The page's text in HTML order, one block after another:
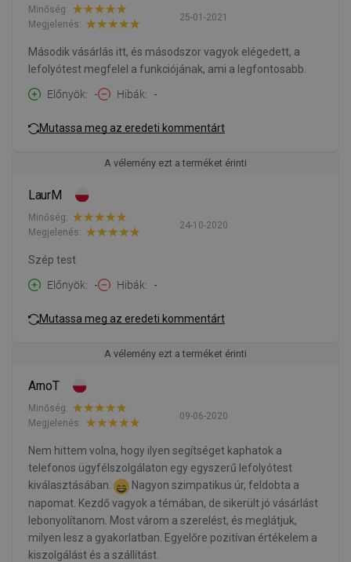
25-01-2021
Minőség:
Megjelenés:
Második vásárlás itt, és másodszor vagyok elégedett, a
lefolyótest megfelel a funkciójának, ami a legfontosabb.
Előnyök
- Hibák -
Mutassa meg az eredeti kommentárt
A vélemény ezt a terméket érinti
LaurM
24-10-2020
Minőség:
Megjelenés:
Szép test
Előnyök
- Hibák -
Mutassa meg az eredeti kommentárt
A vélemény ezt a terméket érinti
ArnoT
09-06-2020
Minőség:
Megjelenés:
Nem hittem volna, hogy ilyen segítséget kaphatok a
telefonos ügyfélszolgálaton egy egyszerű lefolyótest
kiválasztásában.
Nagyon szimpatikus úr, feldobta a
napomat. Kezdő vagyok a témában, de sikerült jó vásárlást
lebonyolítanom. Most várom a szerelést, és meglátjuk,
milyen lesz a gyakorlatban. Egyelőre pozitívan értékelem a
kiszolgálást és a szállítást.